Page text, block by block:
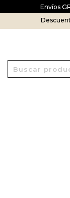
al
contenido
Envíos
Buscar
por: